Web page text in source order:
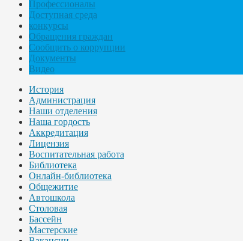
Профессионалы
Доступная среда
конкурсы
Обращения граждан
Сообщить о коррупции
Документы
Видео
История
Администрация
Наши отделения
Наша гордость
Аккредитация
Лицензия
Воспитательная работа
Библиотека
Онлайн-библиотека
Общежитие
Автошкола
Столовая
Бассейн
Мастерские